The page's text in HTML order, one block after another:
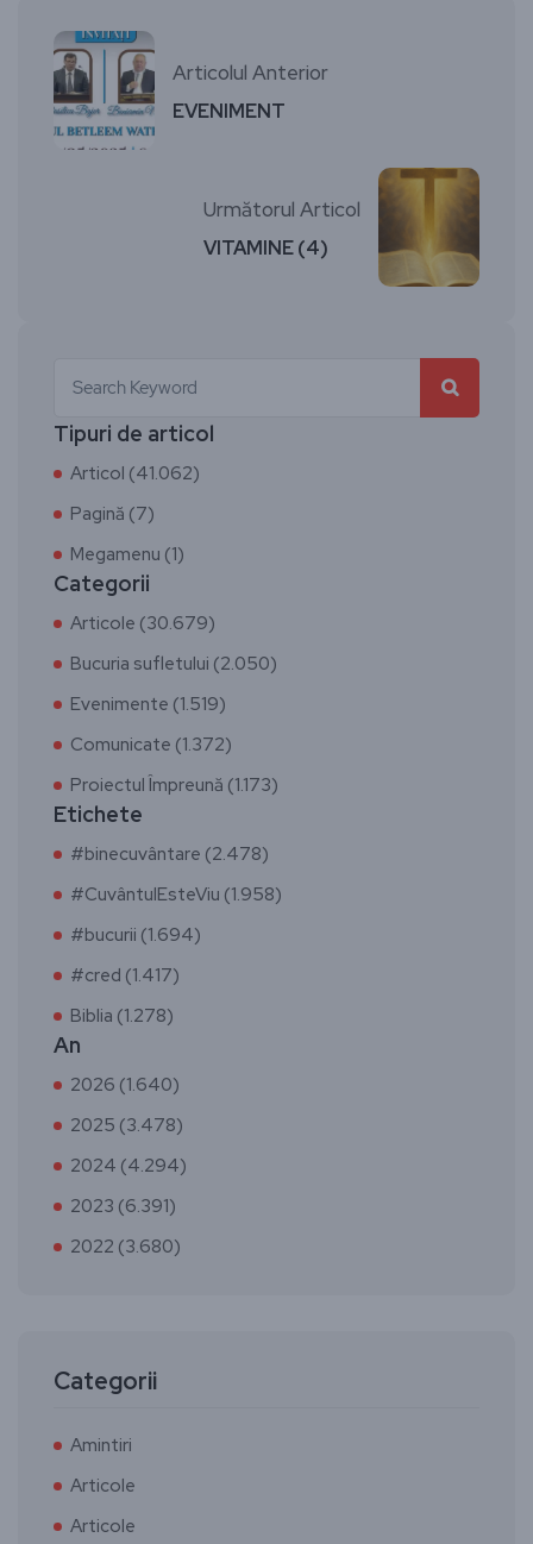
Articolul Anterior
EVENIMENT
Următorul Articol
VITAMINE (4)
Tipuri de articol
Articol (41.062)
Pagină (7)
Megamenu (1)
Categorii
Articole (30.679)
Bucuria sufletului (2.050)
Evenimente (1.519)
Comunicate (1.372)
Proiectul Împreună (1.173)
Etichete
#binecuvântare (2.478)
#CuvântulEsteViu (1.958)
#bucurii (1.694)
#cred (1.417)
Biblia (1.278)
An
2026 (1.640)
2025 (3.478)
2024 (4.294)
2023 (6.391)
2022 (3.680)
Categorii
Amintiri
Articole
Articole